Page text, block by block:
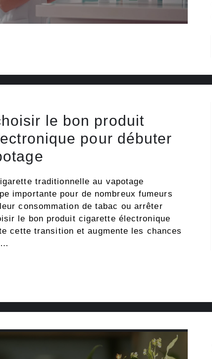
le bon produit
pour débuter
traditionnelle au vapotage
importante pour de nombreux fumeurs
consommation de tabac ou arrêter
le bon produit cigarette électronique
cette transition et augmente les chances
…